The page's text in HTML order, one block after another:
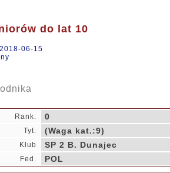
do lat 10
06-15
Rank. 0
Tyt. (Waga kat.:9)
Klub SP 2 B. Dunajec
Fed. POL